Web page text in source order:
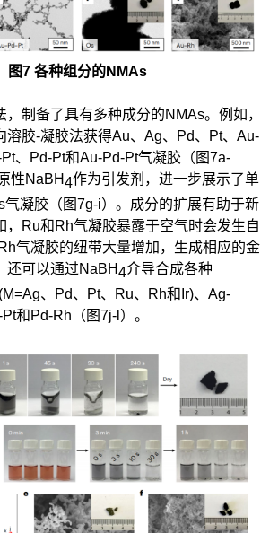
图7 各种组分的NMAs
制备了具有多种成分的NMAs。例如，
溶胶-凝胶法获得Au、Ag、Pd、Pt、Au-
、Pd-Pt和Au-Pd-Pt气凝胶（图7a-
性NaBH4作为引发剂，进一步展示了单
气凝胶（图7g-i）。成分的扩展有助于新
，Ru和Rh气凝胶暴露于空气时会发生自
气凝胶的纽带大量增加，生成相应的金
还可以通过NaBH4介导合成各种
、Pd、Pt、Ru、Rh和Ir)、Ag-
和Pd-Rh（图7j-l）。